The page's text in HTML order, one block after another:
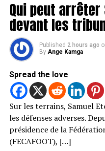
Qui peut arrêter
devant les
Published 2 hours ago
By Ange Kamga
Spread the love
Sur les terrains, Samuel
les défenses adverses.
présidence de la
(FECAFOOT), […]